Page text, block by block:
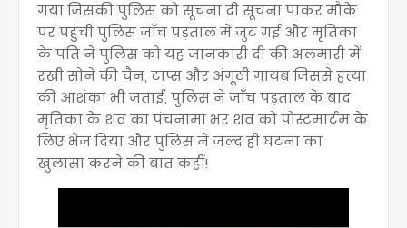
गया जिसकी पुलिस को सूचना दी सूचना पाकर मौके
पर पहुंची पुलिस जाँच पड़ताल में जुट गई और मृतिका
के पति ने पुलिस को यह जानकारी दी की अलमारी में
रखी सोने की चैन, टाप्स और अंगूठी गायब जिससे हत्या
की आशंका भी जताई, पुलिस ने जाँच पड़ताल के बाद
मृतिका के शव का पंचनामा भर शव को पोस्टमार्टम के
लिए भेज दिया और पुलिस ने जल्द ही घटना का
खुलासा करने की बात कहीं!